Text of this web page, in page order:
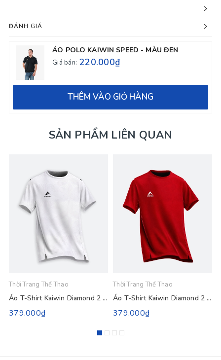
ĐÁNH GIÁ
ÁO POLO KAIWIN SPEED - MÀU ĐEN
Giá bán: 220.000₫
THÊM VÀO GIỎ HÀNG
SẢN PHẨM LIÊN QUAN
Thời Trang Thể Thao
Áo T-Shirt Kaiwin Diamond 2 - Màu Trắng
379.000₫
Thời Trang Thể Thao
Áo T-Shirt Kaiwin Diamond 2 - Màu Đỏ
379.000₫